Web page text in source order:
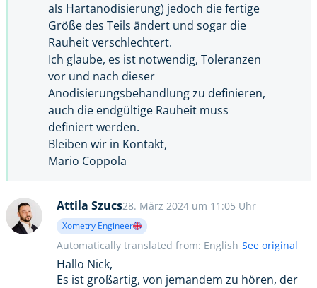
als Hartanodisierung) jedoch die fertige
Größe des Teils ändert und sogar die
Rauheit verschlechtert.
Ich glaube, es ist notwendig, Toleranzen
vor und nach dieser
Anodisierungsbehandlung zu definieren,
auch die endgültige Rauheit muss
definiert werden.
Bleiben wir in Kontakt,
Mario Coppola
Attila Szucs28. März 2024 um 11:05 Uhr
Xometry Engineer
Hallo Nick,
Es ist großartig, von jemandem zu hören, der
Automatically translated from: English See original